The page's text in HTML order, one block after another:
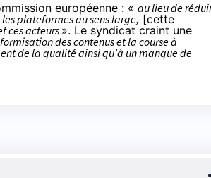
européenne : « au lieu de
plateformes au sens large, [cette
ces acteurs ». Le syndicat craint une
des contenus et la course à
de la qualité ainsi qu’à un manque de